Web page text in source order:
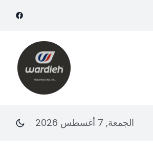
الجمعة, 7 أغسطس 2026